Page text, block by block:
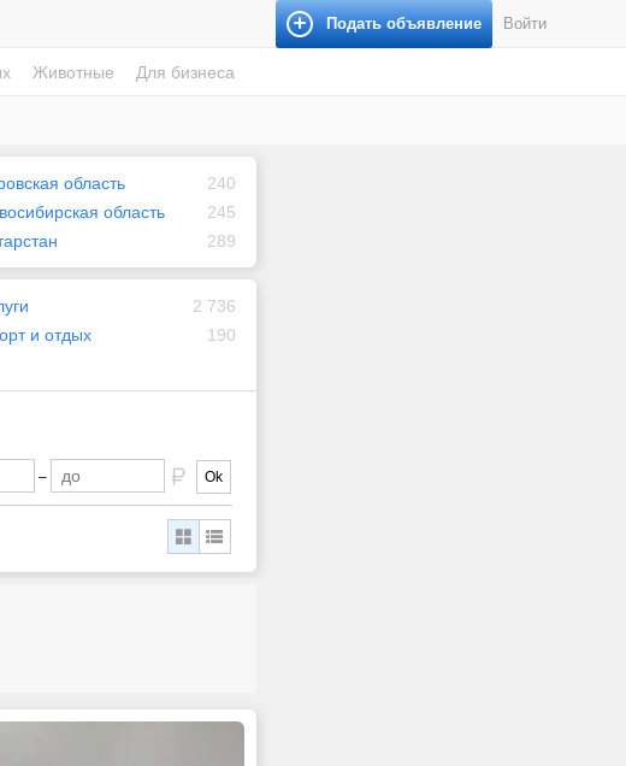
Подать объявление Войти
Животные Для бизнеса
область
240
область
245
289
2 736
и отдых
190
– Ok